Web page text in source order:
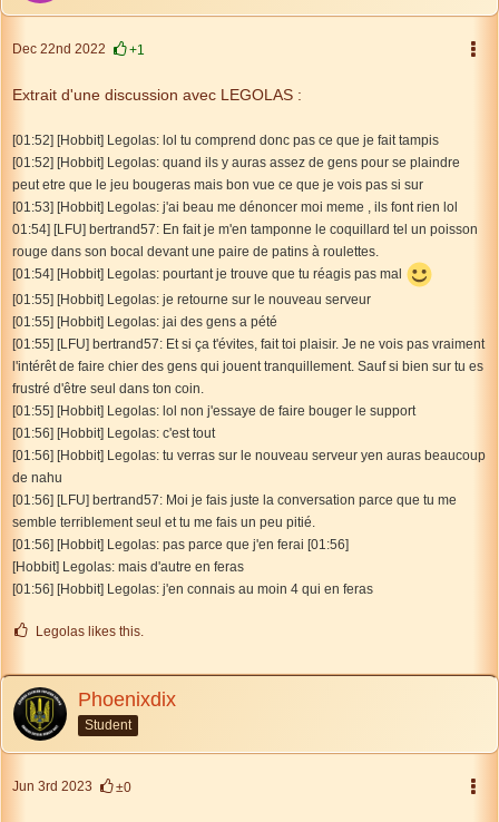
Dec 22nd 2022 +1
Extrait d'une discussion avec LEGOLAS :
[01:52] [Hobbit] Legolas: lol tu comprend donc pas ce que je fait tampis
[01:52] [Hobbit] Legolas: quand ils y auras assez de gens pour se plaindre
peut etre que le jeu bougeras mais bon vue ce que je vois pas si sur
[01:53] [Hobbit] Legolas: j'ai beau me dénoncer moi meme , ils font rien lol
01:54] [LFU] bertrand57: En fait je m'en tamponne le coquillard tel un poisson
rouge dans son bocal devant une paire de patins à roulettes.
[01:54] [Hobbit] Legolas: pourtant je trouve que tu réagis pas mal
[01:55] [Hobbit] Legolas: je retourne sur le nouveau serveur
[01:55] [Hobbit] Legolas: jai des gens a pété
[01:55] [LFU] bertrand57: Et si ça t'évites, fait toi plaisir. Je ne vois pas vraiment
l'intérêt de faire chier des gens qui jouent tranquillement. Sauf si bien sur tu es
frustré d'être seul dans ton coin.
[01:55] [Hobbit] Legolas: lol non j'essaye de faire bouger le support
[01:56] [Hobbit] Legolas: c'est tout
[01:56] [Hobbit] Legolas: tu verras sur le nouveau serveur yen auras beaucoup
de nahu
[01:56] [LFU] bertrand57: Moi je fais juste la conversation parce que tu me
semble terriblement seul et tu me fais un peu pitié.
[01:56] [Hobbit] Legolas: pas parce que j'en ferai [01:56]
[Hobbit] Legolas: mais d'autre en feras
[01:56] [Hobbit] Legolas: j'en connais au moin 4 qui en feras
Legolas likes this.
Phoenixdix
Student
Jun 3rd 2023 ±0